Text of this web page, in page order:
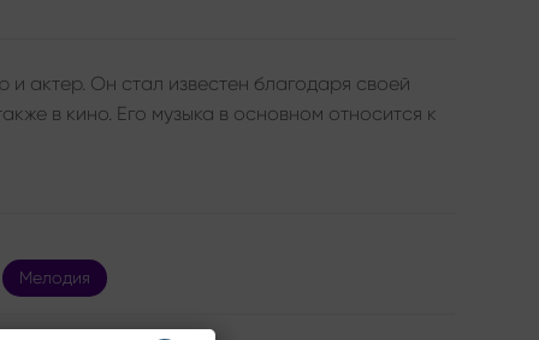
актер. Он стал известен благодаря своей
в кино. Его музыка в основном относится к
Мелодия